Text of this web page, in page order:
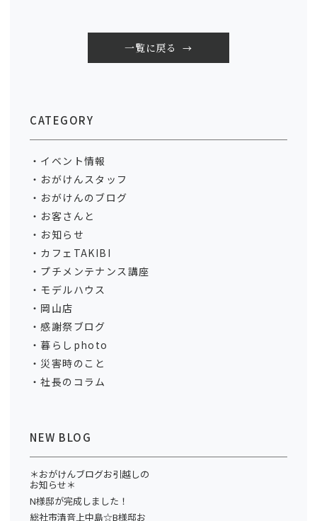
一覧に戻る
CATEGORY
イベント情報
おがけんスタッフ
おがけんのブログ
お客さんと
お知らせ
カフェTAKIBI
プチメンテナンス講座
モデルハウス
岡山店
感謝祭ブログ
暮らしphoto
災害時のこと
社長のコラム
NEW BLOG
＊おがけんブログお引越しの
お知らせ＊
N様邸が完成しました！
総社市清音上中島☆B様邸お